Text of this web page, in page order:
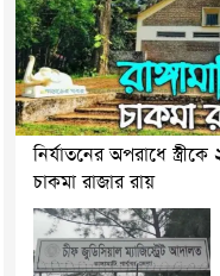
নির্যাতনের অপরাধে
চাকমা রাজার রায়